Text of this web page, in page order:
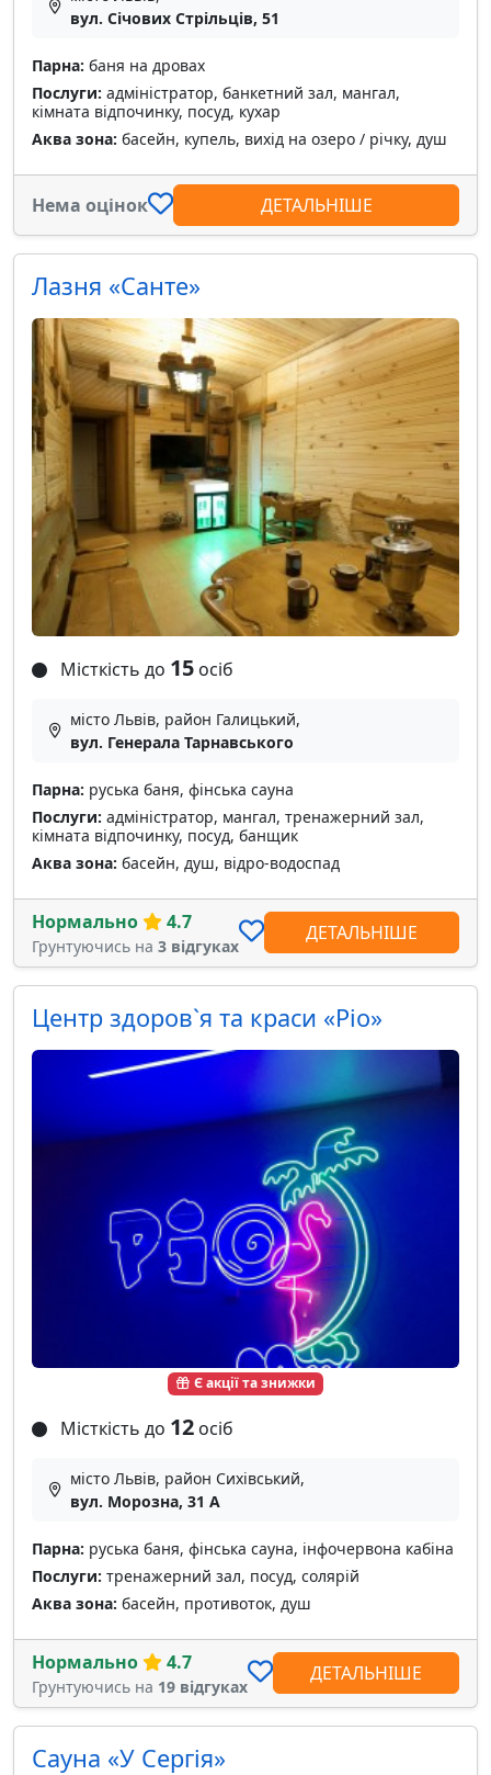
вул. Січових Стрільців, 51
Парна: баня на дровах
Послуги: адміністратор, банкетний зал, мангал,
кімната відпочинку, посуд, кухар
Аква зона: басейн, купель, вихід на озеро / річку, душ
Нема оцінок ДЕТАЛЬНІШЕ
Лазня «Санте»
Місткість до 15 осіб
місто Львів, район Галицький,
вул. Генерала Тарнавського
Парна: руська баня, фінська сауна
Послуги: адміністратор, мангал, тренажерний зал,
кімната відпочинку, посуд, банщик
Аква зона: басейн, душ, відро-водоспад
Нормально 4.7
Грунтуючись на 3 відгуках
ДЕТАЛЬНІШЕ
Є акції та знижки
Центр здоров`я та краси «Ріо»
Місткість до 12 осіб
місто Львів, район Сихівський,
вул. Морозна, 31 А
Парна: руська баня, фінська сауна, інфочервона кабіна
Послуги: тренажерний зал, посуд, солярій
Аква зона: басейн, противоток, душ
Нормально 4.7
Грунтуючись на 19 відгуках
ДЕТАЛЬНІШЕ
Сауна «У Сергія»